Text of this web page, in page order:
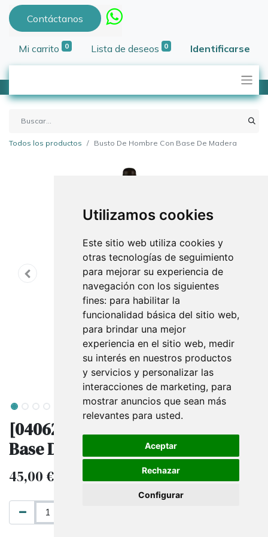
Utilizamos cookies
Este sitio web utiliza cookies y
otras tecnologías de seguimiento
para mejorar su experiencia de
navegación con los siguientes
fines: para habilitar la
funcionalidad básica del sitio web,
para brindar una mejor
experiencia en el sitio web, medir
su interés en nuestros productos
y servicios y personalizar las
interacciones de marketing, para
mostrar anuncios que sean más
relevantes para usted.
Aceptar
Rechazar
Configurar
Contáctanos
Mi carrito 0 Lista de deseos 0 Identificarse
Todos los productos Busto De Hombre Con Base De Madera
[040620] Busto De Hombre Con
Base De Madera
45,00€ IVA excluido